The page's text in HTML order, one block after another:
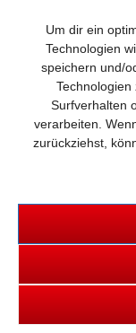
Um dir ein
Technologien
speichern und/
Surfverhalten
verarbeiten.
zurückziehst,
Mediengesellschaft
Mundsburger Damm 6
22087 Hamburg
Kontakt
Telefon: 0 40 / 42 91
E-Mail:post@wm-
Web:www.wm-
Copyright © 2026